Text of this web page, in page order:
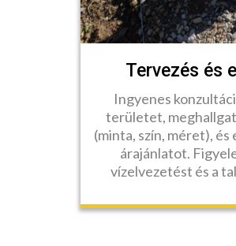
Tervezés és
Ingyenes
területet,
(minta, szín, méret),
árajánlatot.
vízelvezetést és a